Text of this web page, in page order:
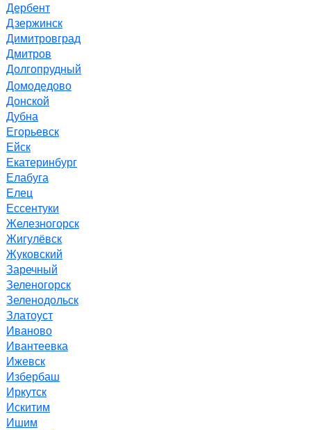
Дербент
Дзержинск
Димитровград
Дмитров
Долгопрудный
Домодедово
Донской
Дубна
Егорьевск
Ейск
Екатеринбург
Елабуга
Елец
Ессентуки
Железногорск
Жигулёвск
Жуковский
Заречный
Зеленогорск
Зеленодольск
Златоуст
Иваново
Ивантеевка
Ижевск
Избербаш
Иркутск
Искитим
Ишим